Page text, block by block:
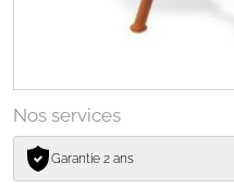
Nos services
Garantie 2 ans